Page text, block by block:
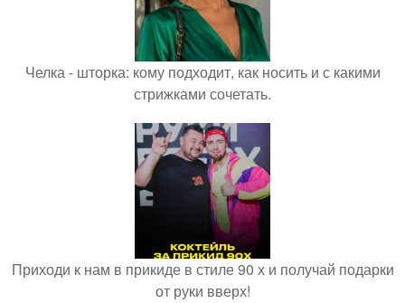
Челка - шторка: кому подходит, как носить и с какими
стрижками сочетать.
Приходи к нам в прикиде в стиле 90 х и получай подарки
от руки вверх!